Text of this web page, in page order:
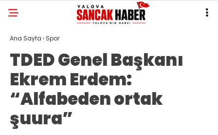
Ana Sayfa › Spor
TDED Genel Başkanı
Ekrem Erdem:
“Alfabeden ortak
şuura”